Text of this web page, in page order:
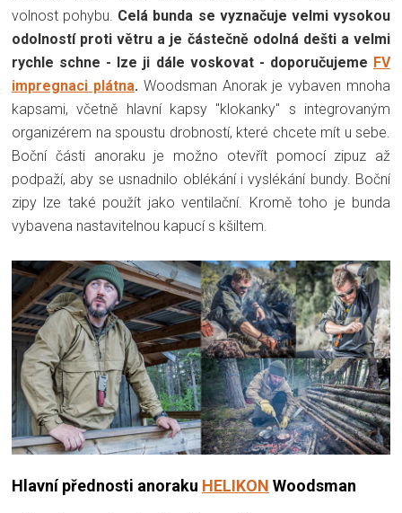
volnost pohybu. Celá bunda se vyznačuje velmi vysokou
odolností proti větru a je částečně odolná dešti a velmi
rychle schne - lze ji dále voskovat - doporučujeme FV
impregnaci plátna.Woodsman Anorak je vybaven mnoha
kapsami, včetně hlavní kapsy "klokanky" s integrovaným
organizérem na spoustu drobností, které chcete mít u sebe.
Boční části anoraku je možno otevřít pomocí zipuz až
podpaží, aby se usnadnilo oblékání i vyslékání bundy. Boční
zipy lze také použít jako ventilační. Kromě toho je bunda
vybavena nastavitelnou kapucí s kšiltem.
Hlavní přednosti anoraku HELIKON Woodsman